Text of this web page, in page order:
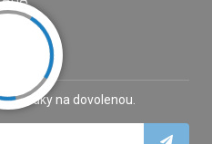
nabídky na dovolenou.